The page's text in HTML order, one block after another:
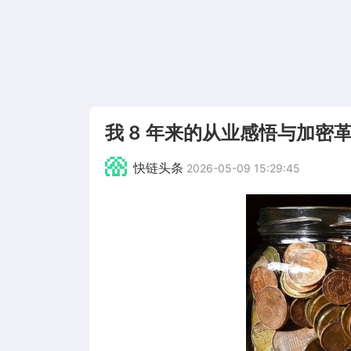
我 8 年来的从业感悟与加密
快链头条 2026-05-09 15:29:45